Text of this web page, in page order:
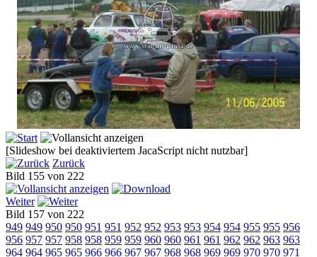
[Slideshow bei deaktiviertem JacaScript nicht nutzbar]
Zurück
Bild 155 von 222
Weiter
Bild 157 von 222
949 949 950 950 951 951 952 952 953 953 954 954 955 955 956
956 957 957 958 958 959 959 960 960 961 961 962 962 963 963
964 964 965 965 966 966 967 967 968 968 969 969 970 970 971